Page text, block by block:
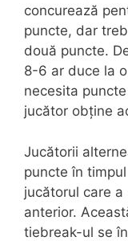
concurează
puncte, dar
două puncte.
8-6 ar duce la
necesita
jucător obține
Jucătorii
puncte în
jucătorul care
anterior.
tiebreak-ul se